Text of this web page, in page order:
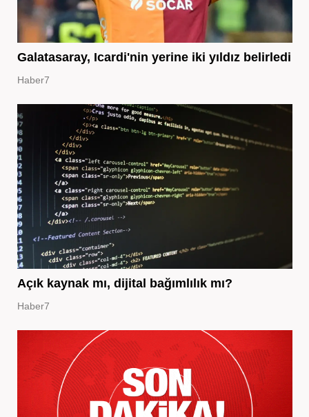
Galatasaray, Icardi'nin yerine iki yıldız belirledi
Haber7
Açık kaynak mı, dijital bağımlılık mı?
Haber7